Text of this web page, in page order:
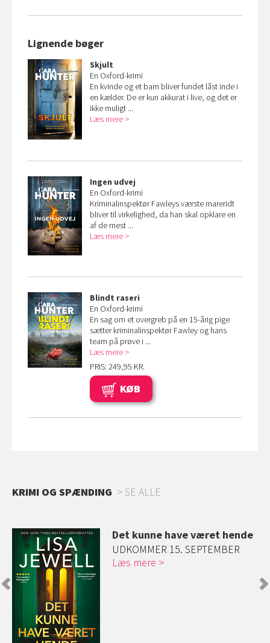
Lignende bøger
Skjult
En Oxford-krimi
En kvinde og et barn bliver fundet låst inde i
en kælder. De er kun akkurat i live, og det er
ikke muligt ...
Læs mere
Ingen udvej
En Oxford-krimi
Kriminalinspektør Fawleys værste mareridt
bliver til virkelighed, da han skal opklare en
af de mest ...
Læs mere
Blindt raseri
En Oxford-krimi
En sag om et overgreb på en 15-årig pige
sætter kriminalinspektør Fawley og hans
team på prøve i ...
Læs mere
PRIS: 249,95 KR.
KØB
KRIMI OG SPÆNDING SE ALLE
Det kunne have været hende
UDKOMMER 15. SEPTEMBER
Læs mere